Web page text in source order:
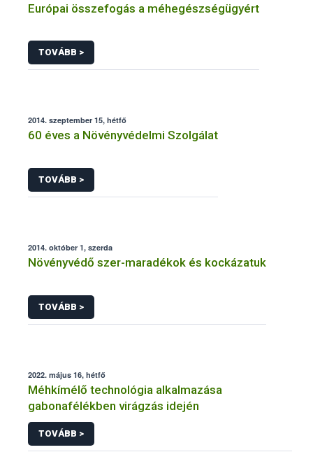
Európai összefogás a méhegészségügyért
TOVÁBB >
2014. szeptember 15, hétfő
60 éves a Növényvédelmi Szolgálat
TOVÁBB >
2014. október 1, szerda
Növényvédő szer-maradékok és kockázatuk
TOVÁBB >
2022. május 16, hétfő
Méhkímélő technológia alkalmazása
gabonafélékben virágzás idején
TOVÁBB >